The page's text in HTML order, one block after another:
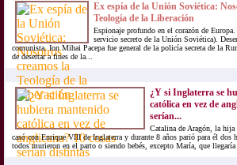
Ex espía de la Unión Soviética:
Teología de la Liberación
Espionaje profundo en el corazón de
servicio secreto de la Unión Soviética).
comunista. Ion Mihai Pacepa fue general de la policía secreta de la
de desertar a fines de la...
¿Y si Inglaterra se
católica en vez de
serían...
Catalina de Aragón, la
casó con Enrique VIII de Inglaterra y durante 8 años parió para él dos
todos murieron en el parto o siendo bebés, excepto María, que